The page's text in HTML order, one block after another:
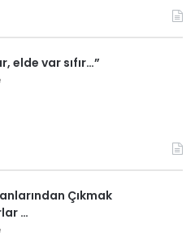
elde var sıfır…”
Çıkmak
…